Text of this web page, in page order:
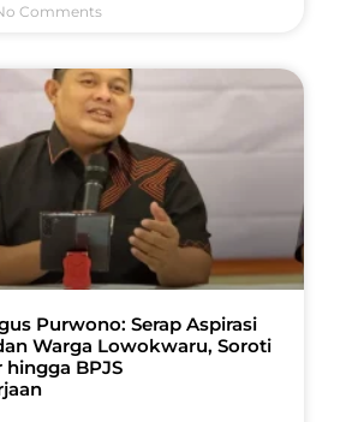
Comments
Purwono: Serap Aspirasi
Warga Lowokwaru, Soroti
BPJS